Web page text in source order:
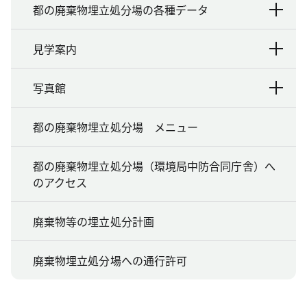
都の廃棄物埋立処分場の各種データ
見学案内
写真館
都の廃棄物埋立処分場 メニュー
都の廃棄物埋立処分場（環境局中防合同庁舎）へ
のアクセス
廃棄物等の埋立処分計画
廃棄物埋立処分場への通行許可